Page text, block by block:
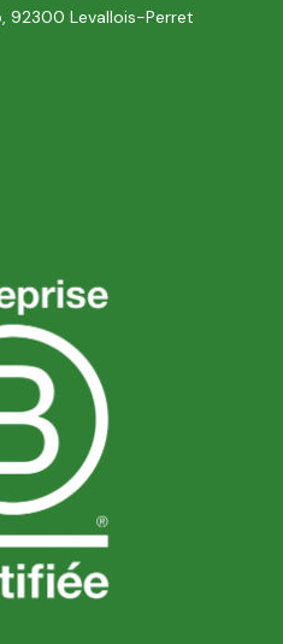
92300 Levallois-Perret